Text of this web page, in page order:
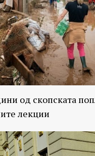
од скопската
лекции